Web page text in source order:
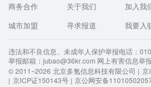
商务合作 关于我们 加入我
城市加盟
寻求报道 我要入
违法和不良信息、未成年人保护举报电话：
举报邮箱：jubao@36kr.com 网上有害信息举
© 2011~2026 北京多氪信息科技有限公司 |
| 京ICP证150143号 | 京公网安备